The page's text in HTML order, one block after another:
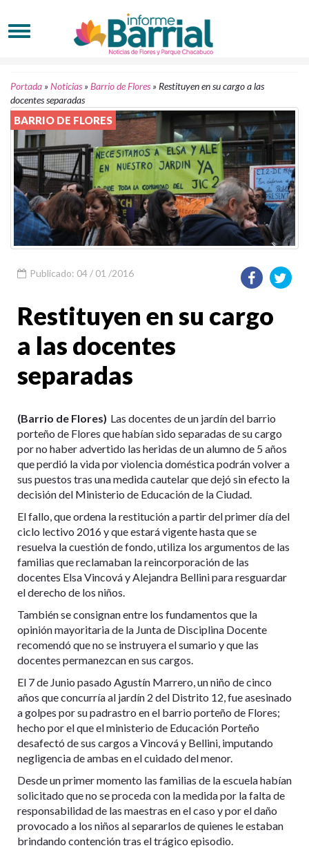
Portada »Noticias »Barrio de Flores » Restituyen en su cargo a las
docentes separadas
BARRIO DE FLORES
Publicado: 04 / 01 /2016
Restituyen en su cargo
a las docentes
separadas
(Barrio de Flores) Las docentes de un jardín del barrio
porteño de Flores que habían sido separadas de su cargo
por no haber advertido las heridas de un alumno de 5 años
que perdió la vida por violencia doméstica podrán volver a
sus puestos tras una medida cautelar que dejó sin efecto la
decisión del Ministerio de Educación de la Ciudad.
El fallo, que ordena la restitución a partir del primer día del
ciclo lectivo 2016 y que estará vigente hasta que se
resuelva la cuestión de fondo, utiliza los argumentos de las
familias que reclamaban la reincorporación de las
docentes Elsa Vincová y Alejandra Bellini para resguardar
el derecho de los niños.
También se consignan entre los fundamentos que la
opinión mayoritaria de la Junta de Disciplina Docente
recomendó que no se instruyera el sumario y que las
docentes permanezcan en sus cargos.
El 7 de Junio pasado Agustín Marrero, un niño de cinco
años que concurría al jardín 2 del Distrito 12, fue asesinado
a golpes por su padrastro en el barrio porteño de Flores;
hecho por el que el ministerio de Educación Porteño
desafectó de sus cargos a Vincová y Bellini, imputando
negligencia de ambas en el cuidado del menor.
Desde un primer momento las familias de la escuela habían
solicitado que no se proceda con la medida por la falta de
responsabilidad de las maestras en el caso y por el daño
provocado a los niños al separarlos de quienes le estaban
brindando contención tras el trágico episodio.